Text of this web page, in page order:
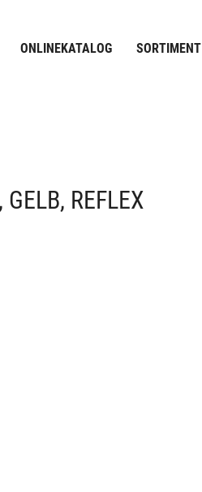
ONLINEKATALOG SORTIMENT
REFLEX